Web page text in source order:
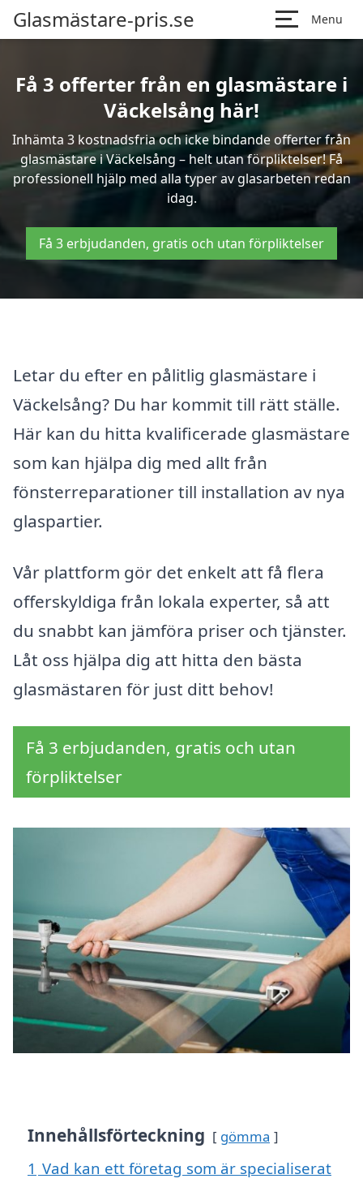
Glasmästare-pris.se Menu
Få 3 offerter från en glasmästare i
Väckelsång här!
Inhämta 3 kostnadsfria och icke bindande offerter från
glasmästare i Väckelsång – helt utan förpliktelser! Få
professionell hjälp med alla typer av glasarbeten redan
idag.
Få 3 erbjudanden, gratis och utan förpliktelser
Letar du efter en pålitlig glasmästare i
Väckelsång? Du har kommit till rätt ställe.
Här kan du hitta kvalificerade glasmästare
som kan hjälpa dig med allt från
fönsterreparationer till installation av nya
glaspartier.
Vår plattform gör det enkelt att få flera
offerskyldiga från lokala experter, så att
du snabbt kan jämföra priser och tjänster.
Låt oss hjälpa dig att hitta den bästa
glasmästaren för just ditt behov!
Få 3 erbjudanden, gratis och utan
förpliktelser
Innehållsförteckning gömma
1 Vad kan ett företag som är specialiserat